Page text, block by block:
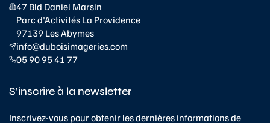
47 Bld Daniel Marsin
Parc d'Activités La Providence
97139 Les Abymes
info@duboisimageries.com
05 90 95 41 77
S’inscrire à la newsletter
Inscrivez-vous pour obtenir les dernières informations de